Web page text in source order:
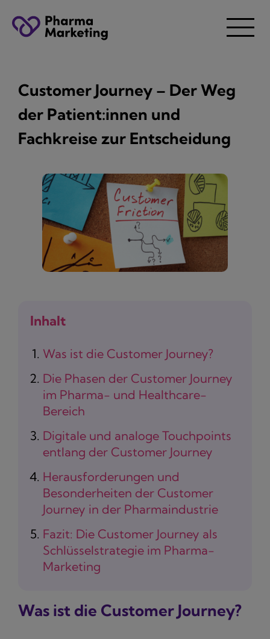
Customer Journey – Der Weg
der Patient:innen und
Fachkreise zur Entscheidung
Inhalt
Was ist die Customer Journey?
Die Phasen der Customer Journey
im Pharma- und Healthcare-
Bereich
Digitale und analoge Touchpoints
entlang der Customer Journey
Herausforderungen und
Besonderheiten der Customer
Journey in der Pharmaindustrie
Fazit: Die Customer Journey als
Schlüsselstrategie im Pharma-
Marketing
Was ist die Customer Journey?